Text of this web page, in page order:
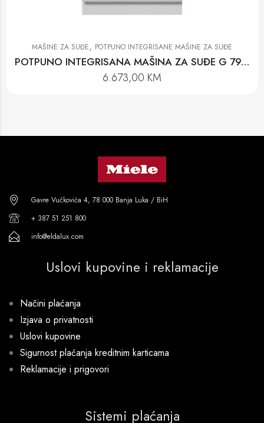
MAŠINE ZA SUĐE, POTPUNO INTEGRISANE MAŠINE ZA SUĐE
POTPUNO INTEGRISANA MAŠINA ZA SUĐE G 7970 SCVi AUTODOS K20
6.673,00 KM
Gavre Vučkovića 4, 78 000 Banja Luka / BiH
+ 387 51 251 800
info@eldalux.com
Uslovi kupovine i reklamacije
Načini plaćanja
Izjava o privatnosti
Uslovi kupovine
Sigurnost plaćanja kreditnim karticama
Reklamacije i prigovori
Sistemi plaćanja